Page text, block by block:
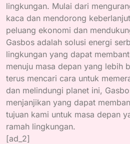
lingkungan. Mulai dari
kaca dan mendorong
peluang ekonomi dan
Gasbos adalah solusi energi
lingkungan yang dapat
menuju masa depan yang lebih
terus mencari cara untuk
dan melindungi planet ini,
menjanjikan yang dapat
tujuan kami untuk masa depan
ramah lingkungan.
[ad_2]